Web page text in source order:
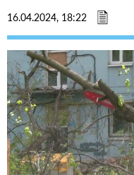
16.04.2024, 18:22